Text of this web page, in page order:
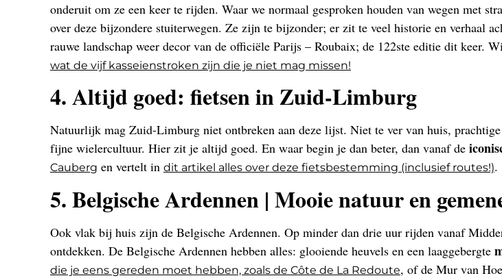
onderuit om ze een keer te rijden. Waar we normaal gesproken houden van wegen met
over deze bijzondere stuiterwegen. Ze zijn te bijzonder; er zit te veel historie en verhaal
rauwe landschap weer decor van de officiële Parijs – Roubaix; de 122ste editie dit keer.
wat de vijf kasseienstroken zijn die je niet mag missen!
4. Altijd goed: fietsen in Zuid-Limburg
Natuurlijk mag Zuid-Limburg niet ontbreken aan deze lijst. Niet te ver van huis,
fijne wielercultuur. Hier zit je altijd goed. En waar begin je dan beter, dan vanaf de
Cauberg en vertelt in dit artikel alles over deze fietsbestemming (inclusief routes!).
5. Belgische Ardennen | Mooie natuur en
Ook vlak bij huis zijn de Belgische Ardennen. Op minder dan drie uur rijden vanaf
ontdekken. De Belgische Ardennen hebben alles: glooiende heuvels en een laaggebergte
die je eens gereden moet hebben, zoals de Côte de La Redoute, of de Mur van